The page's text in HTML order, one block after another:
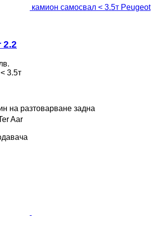
камион самосвал < 3.5т Peugeot
2.2
3.5т
на разтоварване задна
Aar